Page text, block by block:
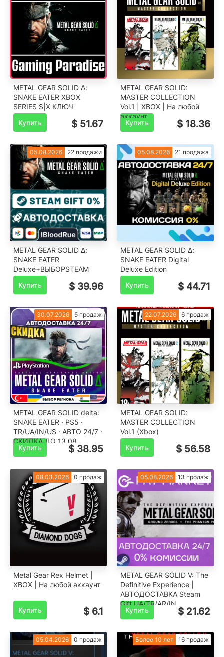
METAL GEAR SOLID Δ:
SNAKE EATER XBOX
SERIES S|X КЛЮЧ
Купить
$ 51.67
METAL GEAR SOLID:
MASTER COLLECTION
Vol.1 | XBOX | На любой
аккаунт
Купить $ 18.36
05.08.2026 22 продажи
METAL GEAR SOLID Δ:
SNAKE EATER
Deluxe️+ВЫБОРSTEAM
Купить
$ 39.96
05.08.2026 21 продажа
METAL GEAR SOLID Δ:
SNAKE EATER Digital
Deluxe Edition
Купить
$ 44.71
30.07.2026 5 продаж
METAL GEAR SOLID delta:
SNAKE EATER · PS5 ·
TR/UA/IN/US · АВТО 24/7 ·
СКИДКА ДО 13.08
Купить $ 38.95
22.07.2026 6 продаж
METAL GEAR SOLID:
MASTER COLLECTION
Vol.1 (Xbox)
Купить
$ 56.58
08.03.2026 0 продаж
Metal Gear Rex Helmet |
XBOX | На любой аккаунт
Купить $ 6.1
05.08.2026 13 продаж
METAL GEAR SOLID V: The
Definitive Experience |
АВТОДОСТАВКА Steam
Gift UA/TR/AR/IN
Купить $ 21.62
05.04.2026 0 продаж Более 10 лет 16 продаж